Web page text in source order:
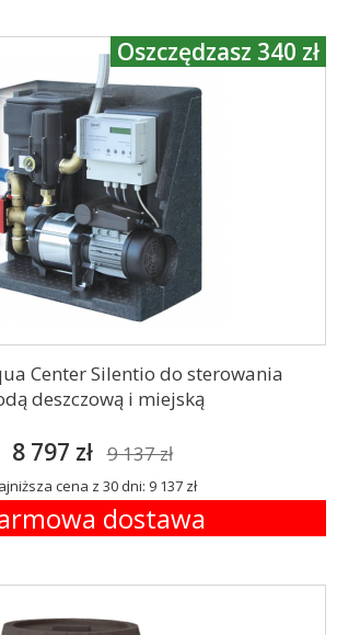
Center Silentio do sterowania
deszczową i miejską
8 797 zł 9 137 zł
cena z 30 dni: 9 137 zł
dostawa
Oszczędzasz 340 zł